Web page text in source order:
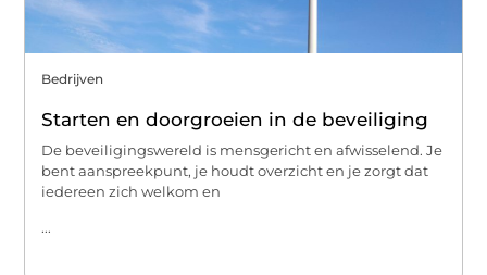
Bedrijven
Starten en doorgroeien in de beveiliging
De beveiligingswereld is mensgericht en afwisselend. Je
bent aanspreekpunt, je houdt overzicht en je zorgt dat
iedereen zich welkom en
...